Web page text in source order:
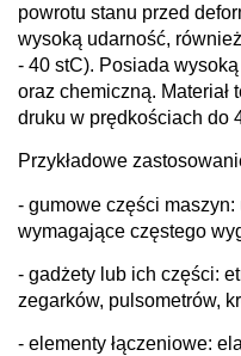
powrotu stanu przed
wysoką udarność,
- 40 stC). Posiada
oraz chemiczną.
druku w prędkościach do
Przykładowe
- gumowe części
wymagające częstego
- gadżety lub ich części:
zegarków, pulsometrów,
- elementy łączeniowe: